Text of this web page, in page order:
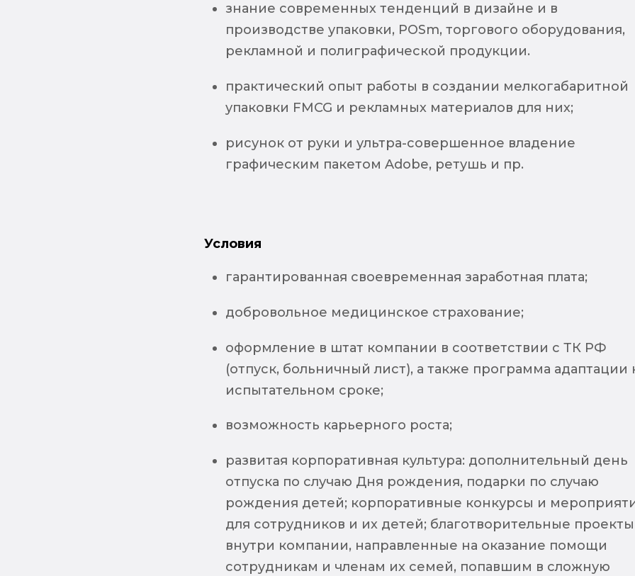
знание современных тенденций в дизайне и в
производстве упаковки, POSm, торгового оборудования,
рекламной и полиграфической продукции.
практический опыт работы в создании мелкогабаритной
упаковки FMCG и рекламных материалов для них;
рисунок от руки и ультра-совершенное владение
графическим пакетом Adobe, ретушь и пр.
Условия
гарантированная своевременная заработная плата;
добровольное медицинское страхование;
оформление в штат компании в соответствии с ТК РФ
(отпуск, больничный лист), а также программа адаптации
испытательном сроке;
возможность карьерного роста;
развитая корпоративная культура: дополнительный день
отпуска по случаю Дня рождения, подарки по случаю
рождения детей; корпоративные конкурсы и
для сотрудников и их детей; благотворительные проекты
внутри компании, направленные на оказание помощи
сотрудникам и членам их семей, попавшим в сложную